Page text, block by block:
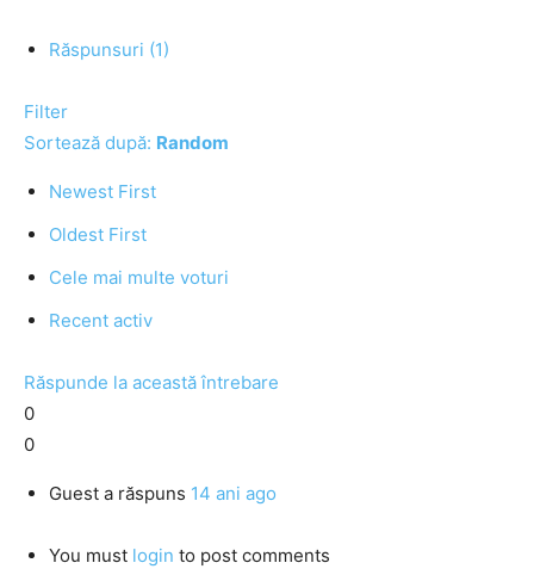
Răspunsuri (1)
Filter
Sortează după: Random
Newest First
Oldest First
Cele mai multe voturi
Recent activ
Răspunde la această întrebare
0
0
Guest a răspuns 14 ani ago
You must login to post comments